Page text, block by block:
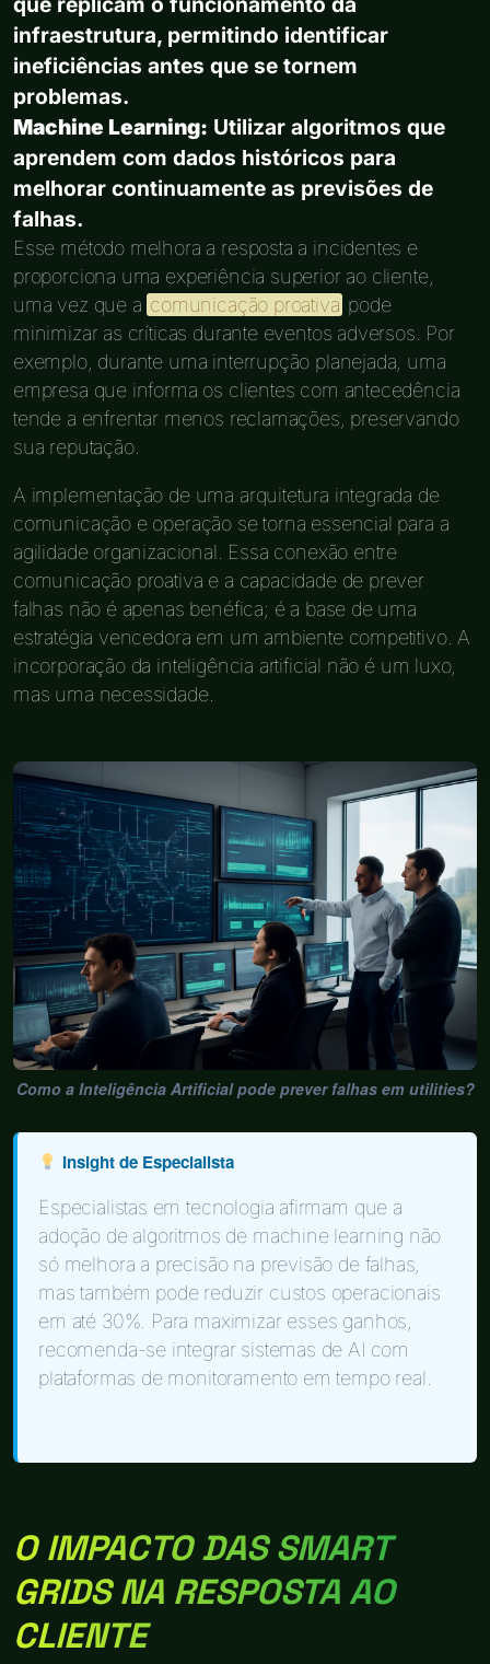
infraestrutura, permitindo identificar
ineficiências antes que se tornem
problemas.
Machine Learning: Utilizar algoritmos que
aprendem com dados históricos para
melhorar continuamente as previsões de
falhas.
Esse método melhora a resposta a incidentes e
proporciona uma experiência superior ao cliente,
uma vez que a comunicação proativa pode
minimizar as críticas durante eventos adversos. Por
exemplo, durante uma interrupção planejada, uma
empresa que informa os clientes com antecedência
tende a enfrentar menos reclamações, preservando
sua reputação.
A implementação de uma arquitetura integrada de
comunicação e operação se torna essencial para a
agilidade organizacional. Essa conexão entre
comunicação proativa e a capacidade de prever
falhas não é apenas benéfica; é a base de uma
estratégia vencedora em um ambiente competitivo. A
incorporação da inteligência artificial não é um luxo,
mas uma necessidade.
Como a Inteligência Artificial pode prever falhas em utilities?
Insight de Especialista
Especialistas em tecnologia afirmam que a
adoção de algoritmos de machine learning não
só melhora a precisão na previsão de falhas,
mas também pode reduzir custos operacionais
em até 30%. Para maximizar esses ganhos,
recomenda-se integrar sistemas de AI com
plataformas de monitoramento em tempo real.
O IMPACTO DAS SMART
GRIDS NA RESPOSTA AO
CLIENTE